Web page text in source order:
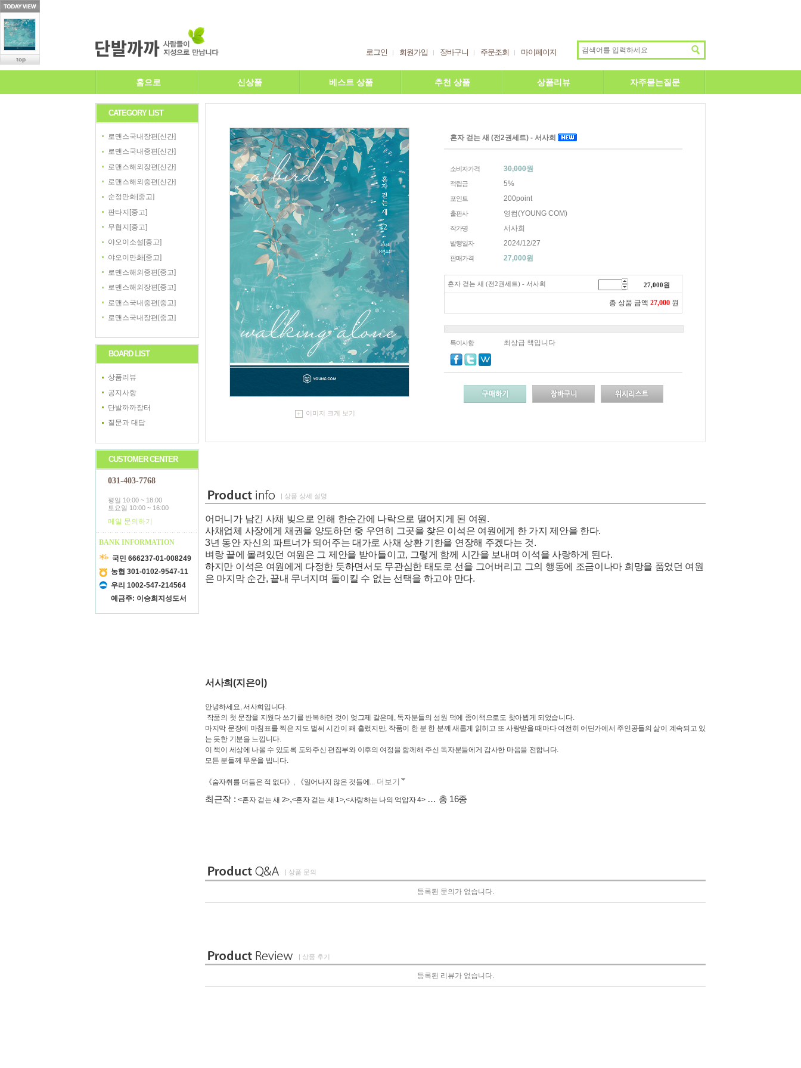
로그인 회원가입 장바구니 주문조회 마이페이지
홈으로 신상품 베스트 상품 추천 상품 상품리뷰 자주묻는질문
CATEGORY LIST
로맨스국내장편[신간]
로맨스국내중편[신간]
로맨스해외장편[신간]
로맨스해외중편[신간]
순정만화[중고]
판타지[중고]
무협지[중고]
야오이소설[중고]
야오이만화[중고]
로맨스해외중편[중고]
로맨스해외장편[중고]
로맨스국내중편[중고]
로맨스국내장편[중고]
BOARD LIST
상품리뷰
공지사항
단발까까장터
질문과 대답
CUSTOMER CENTER
031-403-7768
평일 10:00 ~ 18:00
토요일 10:00 ~ 16:00
메일 문의하기
BANK INFORMATION
국민 666237-01-008249
농협 301-0102-9547-11
우리 1002-547-214564
예금주: 이승희지성도서
이미지 크게 보기
혼자 걷는 새 (전2권세트) - 서사희
소비자가격 30,000원
적립금 5%
포인트 200point
출판사 영컴(YOUNG COM)
작가명 서사희
발행일자 2024/12/27
판매가격 27,000원
혼자 걷는 새 (전2권세트) - 서사희 27,000원
총 상품 금액 27,000 원
특이사항 최상급 책입니다
| 상품 상세 설명
어머니가 남긴 사채 빚으로 인해 한순간에 나락으로 떨어지게 된 여원.
사채업체 사장에게 채권을 양도하던 중 우연히 그곳을 찾은 이석은 여원에게 한 가지 제안을 한다.
3년 동안 자신의 파트너가 되어주는 대가로 사채 상환 기한을 연장해 주겠다는 것.
벼랑 끝에 몰려있던 여원은 그 제안을 받아들이고, 그렇게 함께 시간을 보내며 이석을 사랑하게 된다.
하지만 이석은 여원에게 다정한 듯하면서도 무관심한 태도로 선을 그어버리고 그의 행동에 조금이나마 희망을 품었던 여원
은 마지막 순간, 끝내 무너지며 돌이킬 수 없는 선택을 하고야 만다.
서사희(지은이)
안녕하세요, 서사희입니다.
작품의 첫 문장을 지웠다 쓰기를 반복하던 것이 엊그제 같은데, 독자분들의 성원 덕에 종이책으로도 찾아뵙게 되었습니다.
마지막 문장에 마침표를 찍은 지도 벌써 시간이 꽤 흘렀지만, 작품이 한 분 한 분께 새롭게 읽히고 또 사랑받을 때마다 여전히 어딘가에서 주인공들의 삶이 계속되고 있
는 듯한 기분을 느낍니다.
이 책이 세상에 나올 수 있도록 도와주신 편집부와 이후의 여정을 함께해 주신 독자분들에게 감사한 마음을 전합니다.
모든 분들께 무운을 빕니다.
《숨자취를 더듬은 적 없다》, 《일어나지 않은 것들에... 더보기
최근작 : <혼자 걷는 새 2>,<혼자 걷는 새 1>,<사랑하는 나의 억압자 4> … 총 16종
| 상품 문의
등록된 문의가 없습니다.
| 상품 후기
등록된 리뷰가 없습니다.